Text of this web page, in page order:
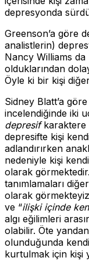
depresyonda
Greenson’a göre
analistlerin)
Nancy Williams
olduklarından
Öyle ki bir kişi
Sidney Blatt’a
incelendiğinde iki
depresifkaraktere
depresifte kişi
adlandırırken
nedeniyle kişi
olarak
tanımlamaları
olarak
ve “ilişki içinde
algı eğilimleri
olabilir. Öte
olunduğunda
kurtulmak için kişi